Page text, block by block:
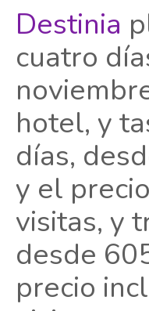
Destinia
cuatro
hotel, y
días,
y el
visitas, y
desde
precio